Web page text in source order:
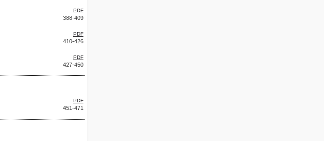
PDF
388-409
PDF
410-426
PDF
427-450
PDF
451-471